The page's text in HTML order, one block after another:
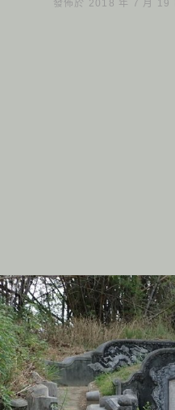
發佈於 2018 年 7 月 19